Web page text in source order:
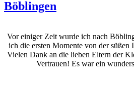
Böblingen
Vor einiger Zeit wurde ich nach
ich die ersten Momente von der süßen
Vielen Dank an die lieben Eltern der
Vertrauen! Es war ein